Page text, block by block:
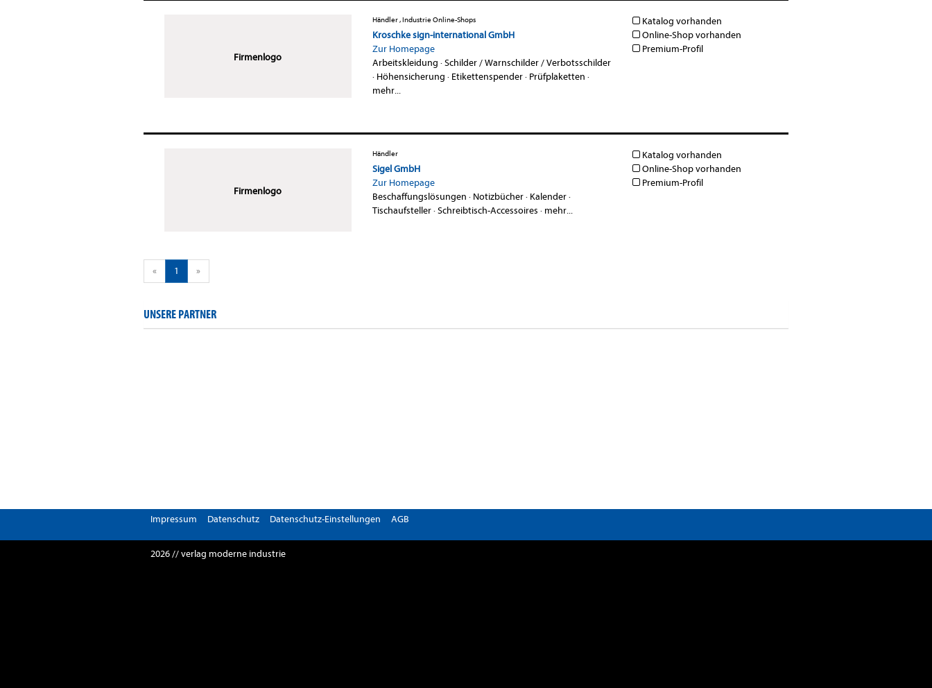
Firmenlogo
Händler , Industrie Online-Shops
Kroschke sign-international GmbH
Zur Homepage
Arbeitskleidung ·Schilder / Warnschilder / Verbotsschilder
· Höhensicherung · Etikettenspender· Prüfplaketten ·
mehr...
Katalog vorhanden
Online-Shop vorhanden
Premium-Profil
Firmenlogo
Händler
Sigel GmbH
Zur Homepage
Beschaffungslösungen · Notizbücher· Kalender·
Tischaufsteller·Schreibtisch-Accessoires · mehr...
Katalog vorhanden
Online-Shop vorhanden
Premium-Profil
« 1 »
UNSERE PARTNER
Impressum Datenschutz Datenschutz-Einstellungen AGB
2026 // verlag moderne industrie